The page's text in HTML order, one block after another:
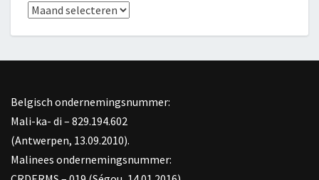
Archief
Belgisch ondernemingsnummer:
Mali-ka- di – 829.194.602
(Antwerpen, 13.09.2010).
Malinees ondernemingsnummer: